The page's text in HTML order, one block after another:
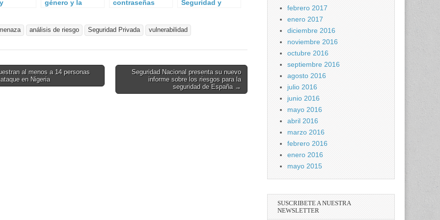
género y la
Cooperación y
contraseñas
Seguridad y
análisis de riesgo Seguridad Privada vulnerabilidad
al menos a 14 personas
en Nigeria
Seguridad Nacional presenta su nuevo
informe sobre los riesgos para la
seguridad de España →
febrero 2017
enero 2017
diciembre 2016
noviembre 2016
octubre 2016
septiembre 2016
agosto 2016
julio 2016
junio 2016
mayo 2016
abril 2016
marzo 2016
febrero 2016
enero 2016
mayo 2015
SUSCRIBETE A NUESTRA
NEWSLETTER